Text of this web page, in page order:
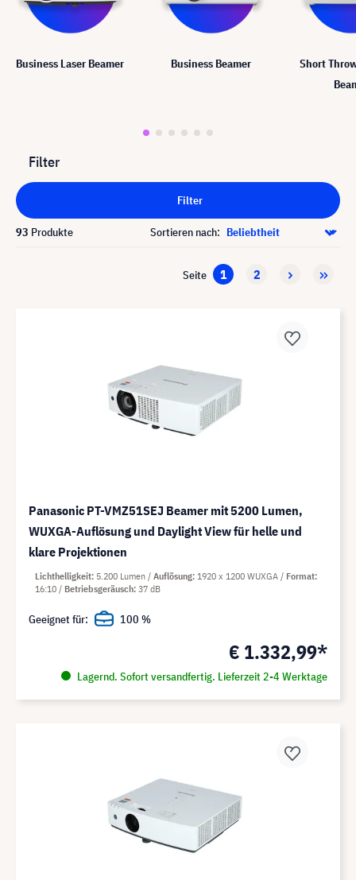
Business Laser Beamer Business Beamer
Short
Filter
Filter
93 Produkte Sortieren nach:
Seite 1 2
Panasonic PT-VMZ51SEJ Beamer mit 5200 Lumen,
WUXGA-Auflösung und Daylight View für helle und
klare Projektionen
€ 1.332,99*
Lagernd. Sofort versandfertig. Lieferzeit 2-4 Werktage
Lichthelligkeit 5.200 Lumen Auflösung 1920 x 1200 WUXGA
Format
16:10
Betriebsgeräusch 37 dB
Geeignet für: 100 %